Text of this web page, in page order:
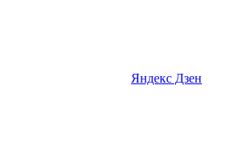
Яндекс Дзен